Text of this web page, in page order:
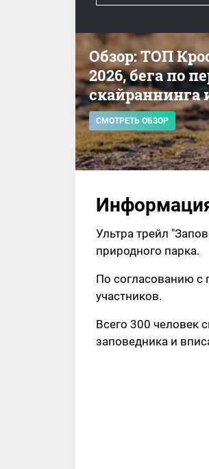
Обзор: ТОП
2026, бега по
скайраннинга
СМОТРЕТЬ ОБЗОР
Ультра трейл
природного парка.
По согласованию с
участников.
Всего 300 человек
заповедника и